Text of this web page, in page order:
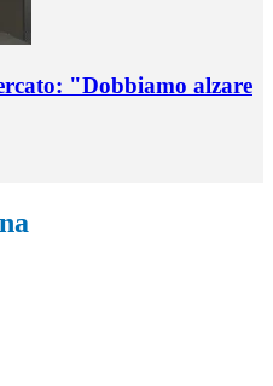
"Dobbiamo alzare